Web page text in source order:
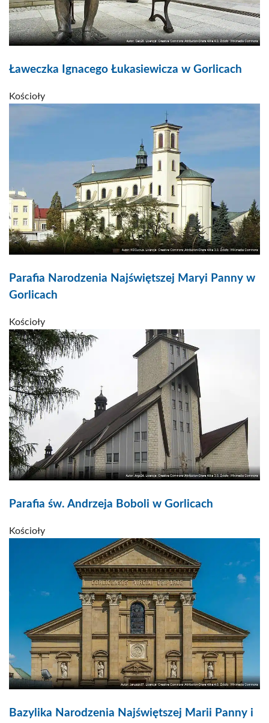
Ławeczka Ignacego Łukasiewicza w Gorlicach
Kościoły
Parafia Narodzenia Najświętszej Maryi Panny w
Gorlicach
Kościoły
Parafia św. Andrzeja Boboli w Gorlicach
Kościoły
Bazylika Narodzenia Najświętszej Marii Panny i